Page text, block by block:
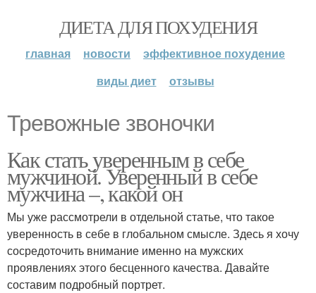
ДИЕТА ДЛЯ ПОХУДЕНИЯ
главная новости
эффективное похудение
виды диет
отзывы
Тревожные звоночки
Как стать уверенным в себе
мужчиной. Уверенный в себе
мужчина –, какой он
Мы уже рассмотрели в отдельной статье, что такое
уверенность в себе в глобальном смысле. Здесь я хочу
сосредоточить внимание именно на мужских
проявлениях этого бесценного качества. Давайте
составим подробный портрет.